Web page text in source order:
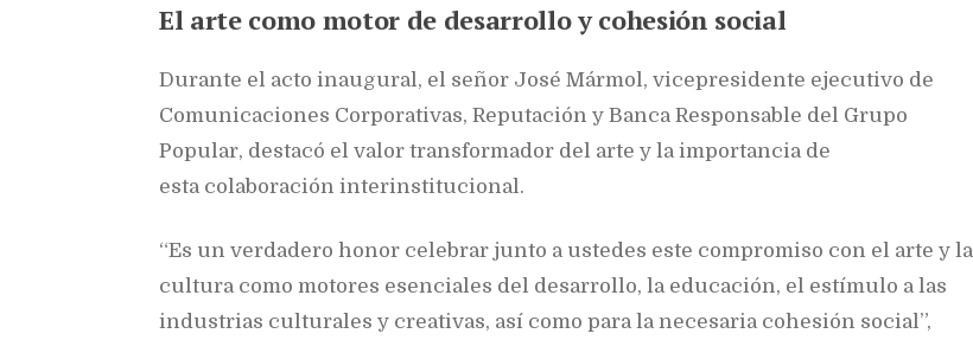
El arte como motor de desarrollo y cohesión social
Durante el acto inaugural, el señor José Mármol, vicepresidente ejecutivo de
Comunicaciones Corporativas, Reputación y Banca Responsable del Grupo
Popular, destacó el valor transformador del arte y la importancia de
esta colaboración interinstitucional.
“Es un verdadero honor celebrar junto a ustedes este compromiso con el arte y la
cultura como motores esenciales del desarrollo, la educación, el estímulo a las
industrias culturales y creativas, así como para la necesaria cohesión social”,